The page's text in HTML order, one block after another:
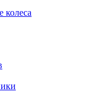
колеса